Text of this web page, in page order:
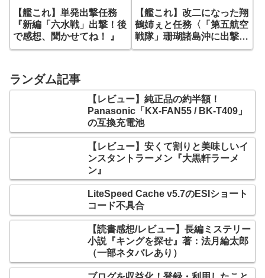
【艦これ】単発出撃任務
『新編「六水戦」出撃！後
で感想、聞かせてね！ 』
【艦これ】改二になった翔
鶴姉ぇと任務〈「第五航空
戦隊」珊瑚諸島沖に出撃せ
よ！〉
ランダム記事
【レビュー】純正品の約半額！
Panasonic「KX-FAN55 / BK-T409」
の互換充電池
【レビュー】安くて割りと美味しいイ
ンスタントラーメン『大黒軒ラーメ
ン』
LiteSpeed Cache v5.7のESIショート
コード不具合
【読書感想/レビュー】長編ミステリー
小説『キングを探せ』著：法月綸太郎
（一部ネタバレあり）